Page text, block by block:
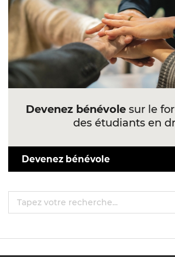
Devenez bénévolesur le
des étudiants en
Devenez bénévole